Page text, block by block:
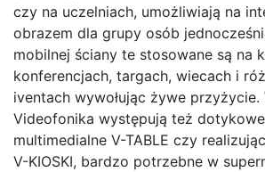
czy na uczelniach, umożliwiają na
obrazem dla grupy osób
mobilnej ściany te stosowane są na
konferencjach, targach, wiecach i
iventach wywołując żywe
Videofonika występują też dotykowe
multimedialne V-TABLE czy
V-KIOSKI, bardzo potrzebne w